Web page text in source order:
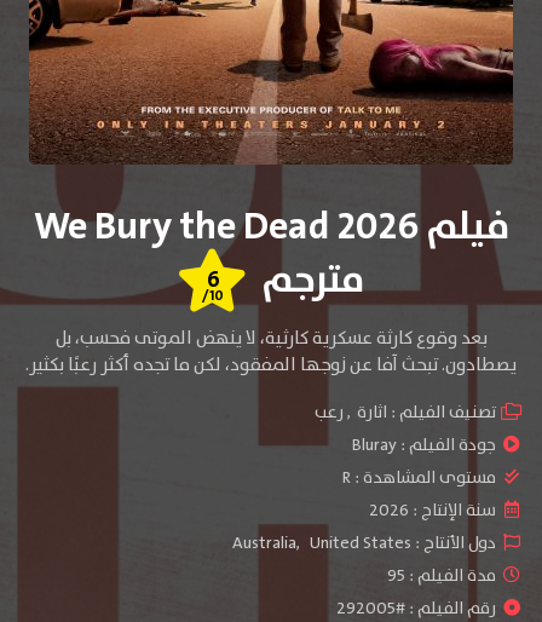
فيلم We Bury the Dead 2026
مترجم
6
/10
بعد وقوع كارثة عسكرية كارثية، لا ينهض الموتى فحسب، بل
يصطادون. تبحث آفا عن زوجها المفقود، لكن ما تجده أكثر رعبًا بكثير.
تصنيف الفيلم : اثارة ,رعب
جودة الفيلم :Bluray
مستوى المشاهدة :R
سنة الإنتاج : 2026
دول الأنتاج :
Australia, United States
مدة الفيلم : 95
رقم الفيلم : #292005